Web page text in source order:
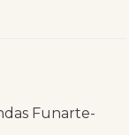
Funarte-